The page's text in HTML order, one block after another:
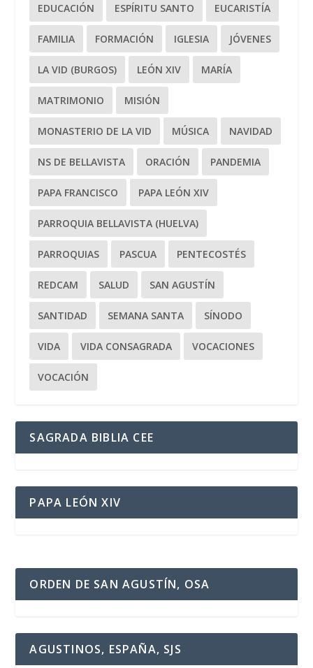
EDUCACIÓN ESPÍRITU SANTO EUCARISTÍA
FAMILIA FORMACIÓN IGLESIA JÓVENES
LA VID (BURGOS) LEÓN XIV MARÍA
MATRIMONIO MISIÓN
MONASTERIO DE LA VID MÚSICA NAVIDAD
NS DE BELLAVISTA ORACIÓN PANDEMIA
PAPA FRANCISCO PAPA LEÓN XIV
PARROQUIA BELLAVISTA (HUELVA)
PARROQUIAS PASCUA PENTECOSTÉS
REDCAM SALUD SAN AGUSTÍN
SANTIDAD SEMANA SANTA SÍNODO
VIDA VIDA CONSAGRADA VOCACIONES
VOCACIÓN
SAGRADA BIBLIA CEE
PAPA LEÓN XIV
ORDEN DE SAN AGUSTÍN, OSA
AGUSTINOS, ESPAÑA, SJS